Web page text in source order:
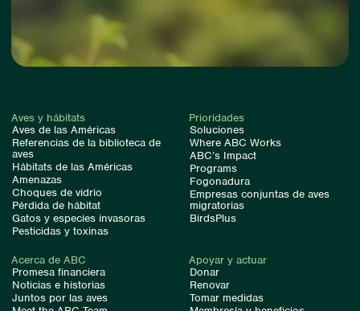
Aves y hábitats
Aves de las Américas
Referencias de la biblioteca de
aves
Hábitats de las Américas
Amenazas
Choques de vidrio
Pérdida de hábitat
Gatos y especies invasoras
Pesticidas y toxinas
Prioridades
Soluciones
Where ABC Works
ABC’s Impact
Programs
Fogonadura
Empresas conjuntas de aves
migratorias
BirdsPlus
Acerca de ABC
Promesa financiera
Noticias e historias
Juntos por las aves
Apoyar y actuar
Donar
Renovar
Tomar medidas